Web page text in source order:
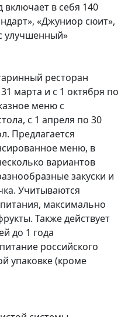
в себя 140
«Джуниор сюит»,
улучшенный»
ресторан
марта и с 1 октября по
меню с
с 1 апреля по 30
Предлагается
меню, в
вариантов
закуски и
Учитываются
максимально
Также действует
до 1 года
российского
упаковке (кроме